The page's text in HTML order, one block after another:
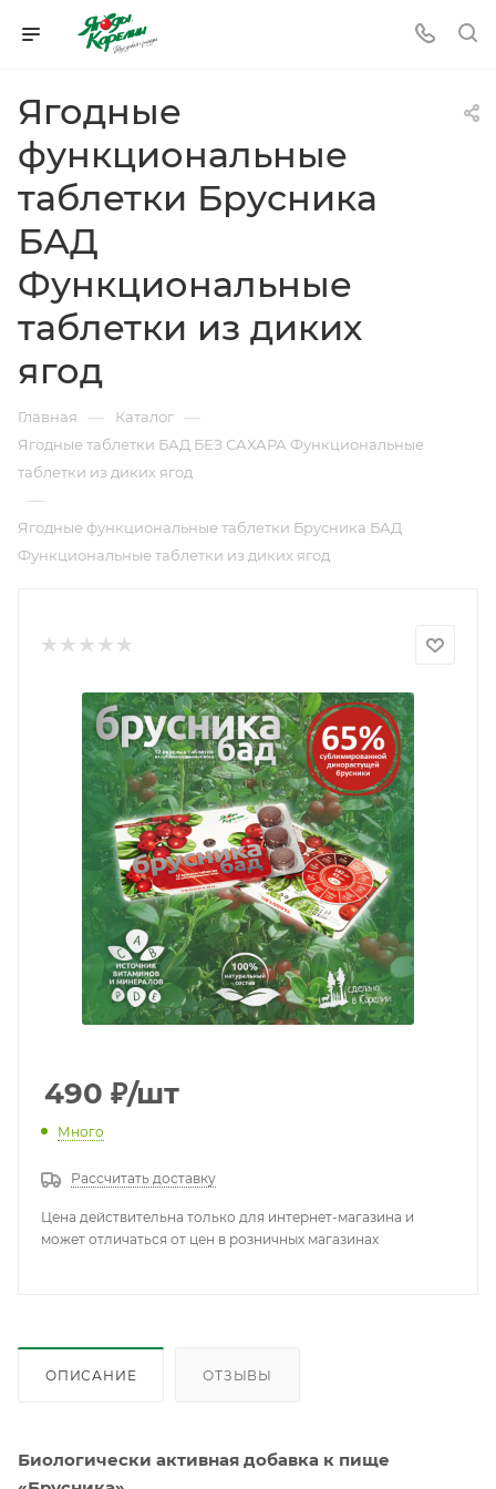
Ягодные
функциональные
таблетки Брусника
БАД
Функциональные
таблетки из диких
ягод
Главная — Каталог —
Ягодные таблетки БАД БЕЗ САХАРА Функциональные
таблетки из диких ягод
—
Ягодные функциональные таблетки Брусника БАД
Функциональные таблетки из диких ягод
490 ₽/шт
Много
Рассчитать доставку
Цена действительна только для интернет-магазина и
может отличаться от цен в розничных магазинах
ОПИСАНИЕ ОТЗЫВЫ
Биологически активная добавка к пище